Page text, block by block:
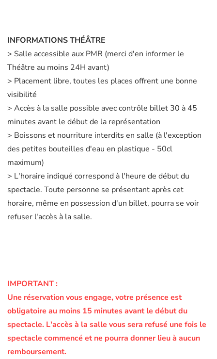
INFORMATIONS THÉÂTRE
> Salle accessible aux PMR (merci d'en informer le
Théâtre au moins 24H avant)
> Placement libre, toutes les places offrent une bonne
visibilité
> Accès à la salle possible avec contrôle billet 30 à 45
minutes avant le début de la représentation
> Boissons et nourriture interdits en salle (à l'exception
des petites bouteilles d'eau en plastique - 50cl
maximum)
> L'horaire indiqué correspond à l'heure de début du
spectacle. Toute personne se présentant après cet
horaire, même en possession d'un billet, pourra se voir
refuser l'accès à la salle.
IMPORTANT :
Une réservation vous engage, votre présence est
obligatoire au moins 15 minutes avant le début du
spectacle. L'accès à la salle vous sera refusé une fois le
spectacle commencé et ne pourra donner lieu à aucun
remboursement.